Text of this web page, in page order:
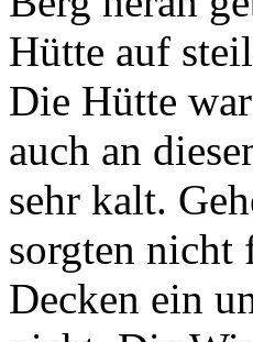
Hütte auf
Die Hütte
auch an
sehr kalt.
sorgten nicht
Decken ein